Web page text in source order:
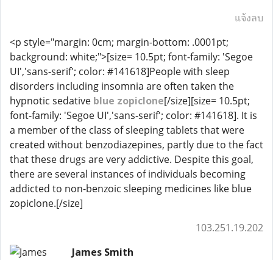
แจ้งลบ
<p style="margin: 0cm; margin-bottom: .0001pt;
background: white;">[size= 10.5pt; font-family: 'Segoe
UI','sans-serif'; color: #141618]People with sleep
disorders including insomnia are often taken the
hypnotic sedative blue zopiclone[/size][size= 10.5pt;
font-family: 'Segoe UI','sans-serif'; color: #141618]. It is
a member of the class of sleeping tablets that were
created without benzodiazepines, partly due to the fact
that these drugs are very addictive. Despite this goal,
there are several instances of individuals becoming
addicted to non-benzoic sleeping medicines like blue
zopiclone.[/size]
103.251.19.202
James Smith